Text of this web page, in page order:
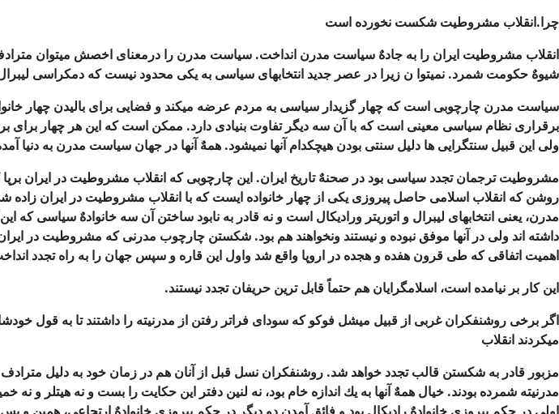
چرا.انقلاب مشروطیت شكست نخورده است
انقلاب مشروطیت ایران را به جادهٌ سیاست مدرن انداخت. سیاست مدرن را درمعنای اخصش میتوان
شیوهٌ حكومت شمرد. نمیتوا ن زیرا در عصر جدید انتخابهای سیاسی به یكی محدود نیست كه دمكراسی
سیاست مدرن چارچوبی است كه چهار گزیدار سیاسی به مردم عرضه میكند و فضایی برای بالیدن چهار
برقراری نظام سیاسی معینی است كه با آن سه دیگر تفاوت بنیادی دارد. ممكن است كه این هر چهار برای
ولی این قبیل سنتگرایی ها دلیل سنتی بودن هیچكدام آنها نمیشود. همهٌ آنها در جهان سیاست مدرن به دنیا
مشروطیت ترجمان تجدد سیاسی بود در صحنهٌ تاریخ ایران. این چارچوبی كه انقلاب مشروطیت در ایران
روشن كه انقلاب اسلامی حاصل پیروزی یكی از چهار خانواده ایست كه با انقلاب مشروطیت در ایران زاده
مدرن، یعنی انتخابهای لیبرال و اتوریتر ورادیكال است و نه قادر به نابود ساختن آن سه خانوادهٌ سیاسی كه این
داشته اند ولی در آنها موفق نبوده و نیستند ونخواهند هم بود. شكستن چارچوب مدرنی كه مشروطیت در
اهمیت اتفاقی كه طی قرون هفده و هجده در اروپا واقع شد واول این قاره و سپس جهان را به راه تجدد
این كار بر نیامده است، اسلامگرایان هم حتماً قابل ترین حریفان تجدد نیستند.
اگر برخی روشنفكران غربی از قبیل میشل فوكو كه سودای فراتر رفتن از مدرنیته را داشتند تا به قول
میكردند انقلاب
مزبور قادر به شكستن قالب تجدد خواهد شد. روشنفكران نسل قبل از آنان هم در زمان خود به دلیل
مدرنیته شمرده بودند. خیال همهٌ آنها به یك اندازه خام بود، نه لنین دفتر این حكایت را بست و نه هیتلر و نه